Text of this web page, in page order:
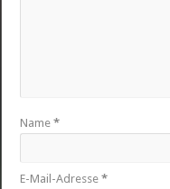
Name*
E-Mail-Adresse*